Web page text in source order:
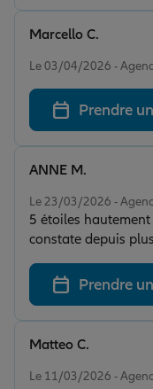
Le 03/04/2026 -
Marcello C.
Prendre
Le 23/03/2026 -
5 étoiles
constate depuis
compétences,
ANNE M.
Prendre
Le 11/03/2026 -
Matteo C.